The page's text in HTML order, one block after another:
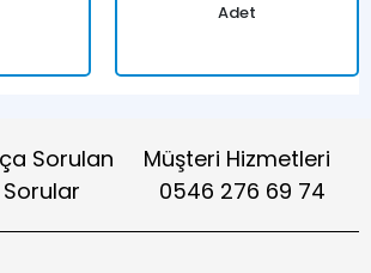
Adet
Sorulan
Sorular
Müşteri Hizmetleri
0546 276 69 74